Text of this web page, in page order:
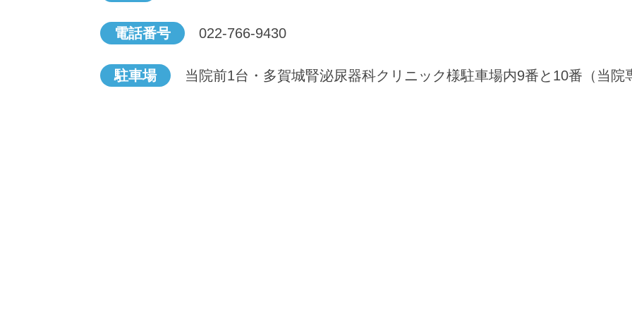
電話番号 022-766-9430
駐車場 当院前1台・多賀城腎泌尿器科クリニック様駐車場内9番と10番（当院